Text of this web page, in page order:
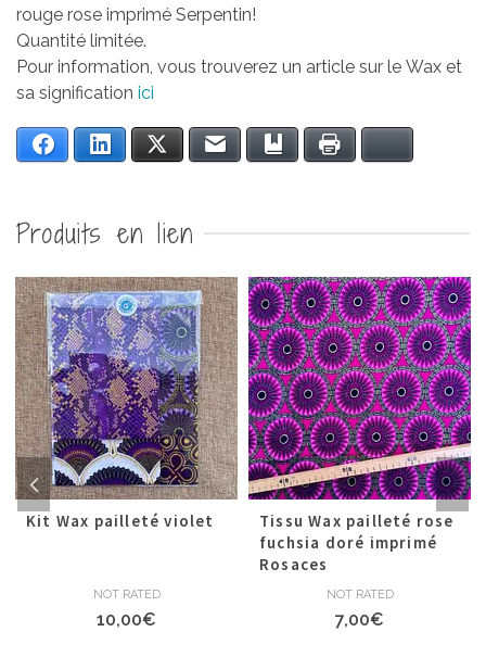
rouge rose imprimé Serpentin!
Quantité limitée.
Pour information, vous trouverez un article sur le Wax et
sa signification ici
Facebook LinkedIn Twitter Bookmark
Produits en lien
Kit Wax pailleté violet
NOT RATED
10,00€
Tissu Wax pailleté rose
fuchsia doré imprimé
Rosaces
NOT RATED
7,00€